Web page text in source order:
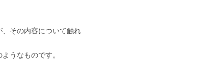
その内容について触れ
うなものです。